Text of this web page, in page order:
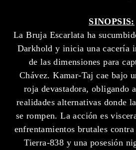
SINOPSIS:
La Bruja Escarlata ha
Darkhold y inicia una cacería
de las dimensiones para
Chávez. Kamar-Taj cae bajo
roja devastadora, obligando
realidades alternativas donde
se rompen. La acción es
enfrentamientos brutales
Tierra-838 y una posesión